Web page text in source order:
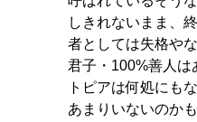
しきれないまま、
者としては失格や
君子・100%善人は
トピアは何処にも
あまりいないのか